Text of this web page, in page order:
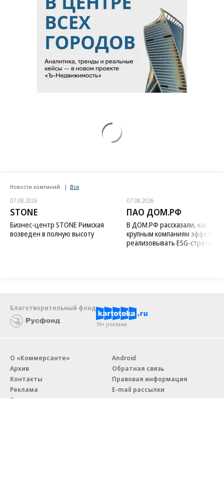
Новости компаний Все
07.08.2026
STONE
Бизнес-центр STONE Римская
возведен в полную высоту
07.08.2026
ПАО ДОМ.РФ
В ДОМ.РФ рассказали, как
крупным компаниям
реализовывать ESG-стратегию
Благотворительный фонд
18+ реклама
О «Коммерсанте»
Архив
Контакты
Реклама
Вакансии
Android
Обратная связь
Правовая информация
E-mail рассылки